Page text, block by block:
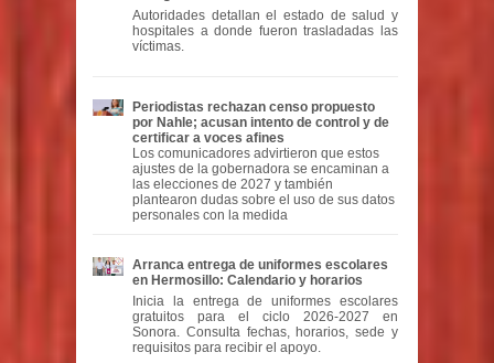
Autoridades detallan el estado de salud y
hospitales a donde fueron trasladadas las
víctimas.
Periodistas rechazan censo propuesto
por Nahle; acusan intento de control y de
certificar a voces afines
Los comunicadores advirtieron que estos
ajustes de la gobernadora se encaminan a
las elecciones de 2027 y también
plantearon dudas sobre el uso de sus datos
personales con la medida
Arranca entrega de uniformes escolares
en Hermosillo: Calendario y horarios
Inicia la entrega de uniformes escolares
gratuitos para el ciclo 2026-2027 en
Sonora. Consulta fechas, horarios, sede y
requisitos para recibir el apoyo.